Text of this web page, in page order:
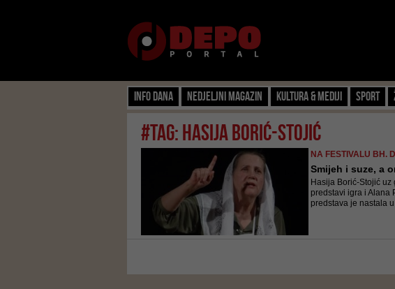
Info dana Nedjeljni magazin Kultura & Mediji Sport
#tag: hasija borić-stojić
NA FESTIVALU BH.
Smijeh i suze, a
Hasija Borić-Stojić
predstavi igra i Alana
predstava je nastala